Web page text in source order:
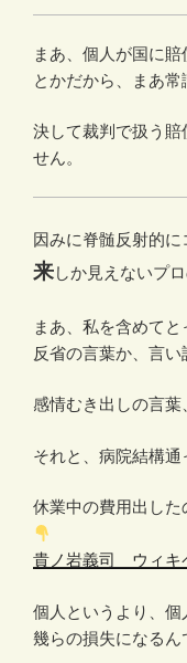
まあ、個人が国に
とかだから、まあ常
決して裁判で扱う賠
せん。
因みに脊髄反射的
来しか見えないプ
まあ、私を含めてと
反省の言葉か、言い
感情むき出しの言葉
それと、病院結構通
休業中の費用出した
貴ノ岩義司 ウィキ
個人というより、
幾らの損失になるん